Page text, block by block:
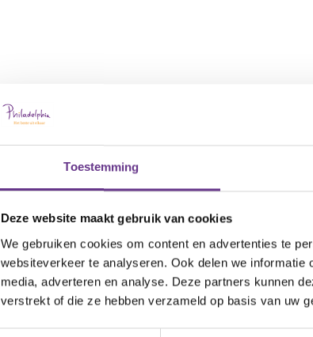
Toestemming
Deze website maakt gebruik van cookies
We gebruiken cookies om content en advertenties te
websiteverkeer te analyseren. Ook delen we
media, adverteren en analyse. Deze partners kunnen
verstrekt of die ze hebben verzameld op basis van uw